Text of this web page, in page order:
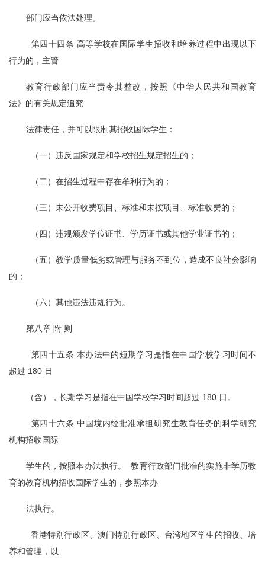
部门应当依法处理。
  第四十四条 高等学校在国际学生招收和培养过程中出现以下
行为的，主管
教育行政部门应当责令其整改，按照《中华人民共和国教育
法》的有关规定追究
法律责任，并可以限制其招收国际学生：
  （一）违反国家规定和学校招生规定招生的；
  （二）在招生过程中存在牟利行为的；
  （三）未公开收费项目、标准和未按项目、标准收费的；
  （四）违规颁发学位证书、学历证书或其他学业证书的；
  （五）教学质量低劣或管理与服务不到位，造成不良社会影响
的；
  （六）其他违法违规行为。
第八章 附 则
  第四十五条 本办法中的短期学习是指在中国学校学习时间不
超过 180 日
（含），长期学习是指在中国学校学习时间超过 180 日。
  第四十六条 中国境内经批准承担研究生教育任务的科学研究
机构招收国际
学生的，按照本办法执行。  教育行政部门批准的实施非学历教
育的教育机构招收国际学生的，参照本办
法执行。
  香港特别行政区、澳门特别行政区、台湾地区学生的招收、培
养和管理，以